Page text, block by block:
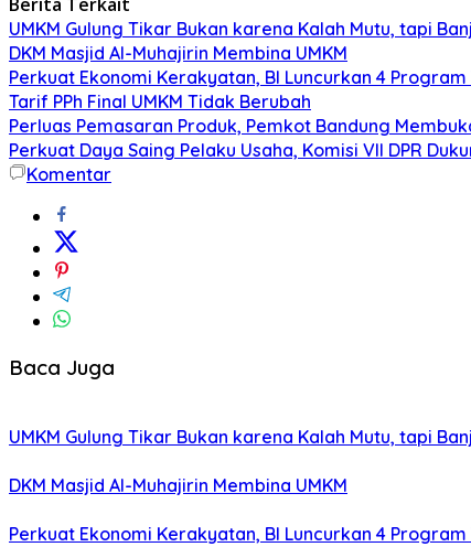
UMKM Gulung Tikar Bukan karena Kalah Mutu, tapi
DKM Masjid Al-Muhajirin Membina UMKM
Perkuat Ekonomi Kerakyatan, BI Luncurkan 4
Tarif PPh Final UMKM Tidak Berubah
Perluas Pemasaran Produk, Pemkot Bandung
Perkuat Daya Saing Pelaku Usaha, Komisi VII DPR
Komentar
Baca Juga
UMKM Gulung Tikar Bukan karena Kalah Mutu, tapi
DKM Masjid Al-Muhajirin Membina UMKM
Perkuat Ekonomi Kerakyatan, BI Luncurkan 4